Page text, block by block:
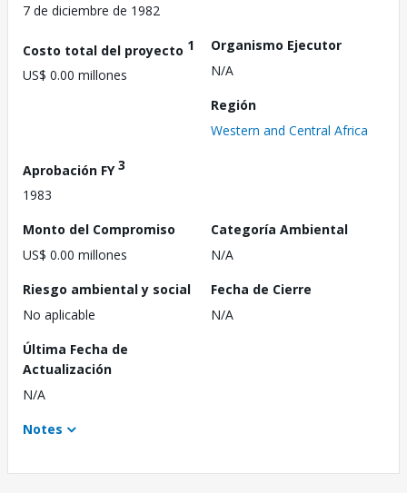
7 de diciembre de 1982
Costo total del proyecto 1
US$ 0.00 millones
Organismo Ejecutor
N/A
Región
Western and Central Africa
Aprobación FY3
1983
Monto del Compromiso
US$ 0.00 millones
Categoría Ambiental
N/A
Riesgo ambiental y social
No aplicable
Fecha de Cierre
N/A
Última Fecha de
Actualización
N/A
Notes